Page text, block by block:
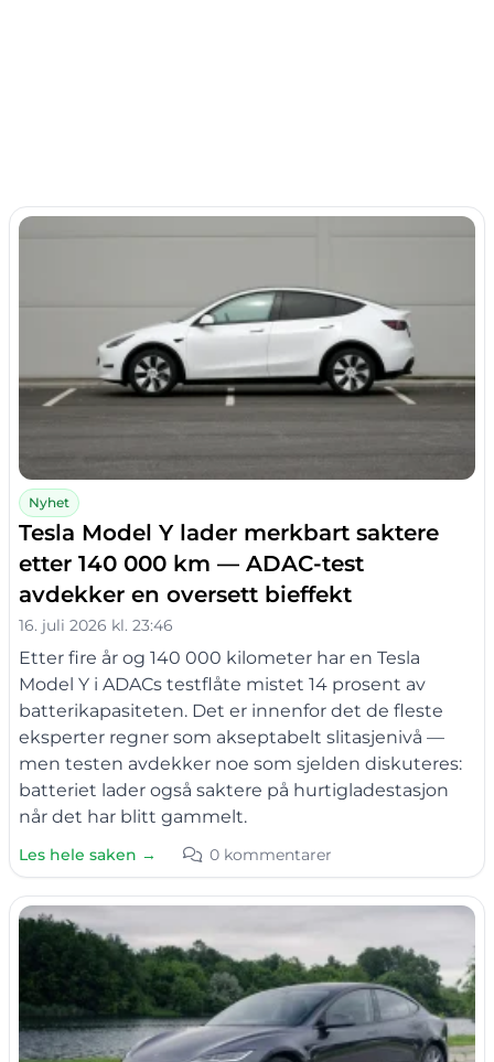
Nyhet
Tesla Model Y lader merkbart saktere
etter 140 000 km — ADAC-test
avdekker en oversett bieffekt
16. juli 2026 kl. 23:46
Etter fire år og 140 000 kilometer har en Tesla
Model Y i ADACs testflåte mistet 14 prosent av
batterikapasiteten. Det er innenfor det de fleste
eksperter regner som akseptabelt slitasjenivå —
men testen avdekker noe som sjelden diskuteres:
batteriet lader også saktere på hurtigladestasjon
når det har blitt gammelt.
Les hele saken → 0 kommentarer